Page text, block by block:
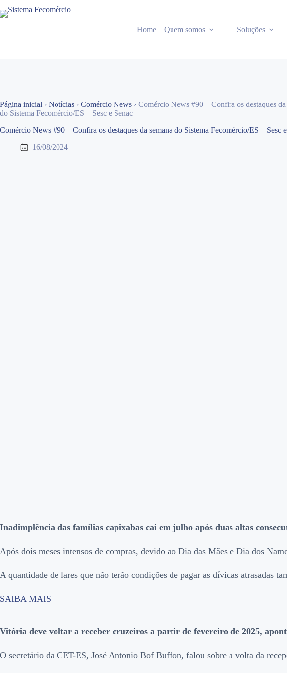
para
Home Quem somos Soluções
Página inicial › Notícias › Comércio News › Comércio News #90 – Confira os destaques da
do Sistema Fecomércio/ES – Sesc e Senac
Comércio News #90 – Confira os destaques da semana do Sistema Fecomércio/ES – Sesc
16/08/2024
Inadimplência das famílias capixabas cai em julho após duas altas
Após dois meses intensos de compras, devido ao Dia das Mães e Dia dos
A quantidade de lares que não terão condições de pagar as dívidas
SAIBA MAIS
Vitória deve voltar a receber cruzeiros a partir de fevereiro de 2025,
O secretário da CET-ES, José Antonio Bof Buffon, falou sobre a volta da